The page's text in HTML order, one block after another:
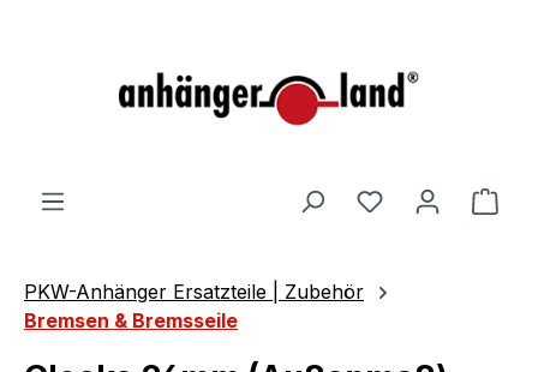
PKW-Anhänger Ersatzteile | Zubehör
Bremsen & Bremsseile